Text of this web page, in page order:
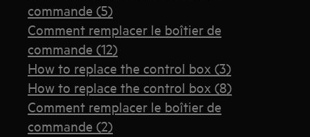
commande (5)
Comment remplacer le boîtier de
commande (12)
How to replace the control box (3)
How to replace the control box (8)
Comment remplacer le boîtier de
commande (2)